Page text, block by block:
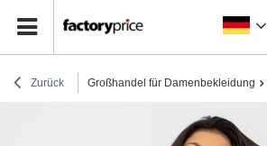
Zurück Großhandel für Damenbekleidung